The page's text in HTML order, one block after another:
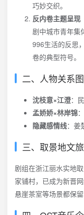
巧妙交织。
反内卷主题呈现
剧中城市青年集
996生活的反思
卷的典型符号。
二、人物关系
沈枝意×江澄：
孟娇娇×林岸锦
隐藏感情线：姜
三、取景地文
剧组在浙江丽水实地
家铺村，已成为新晋
悬崖茶室等场景都保留